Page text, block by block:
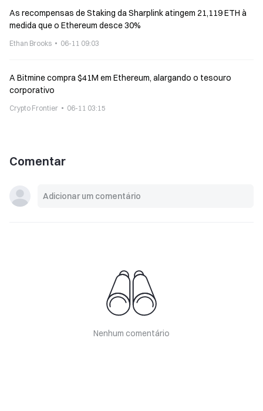
As recompensas de Staking da Sharplink atingem 21,119 ETH à
medida que o Ethereum desce 30%
Ethan Brooks 06-11 09:03
A Bitmine compra $41M em Ethereum, alargando o tesouro
corporativo
Crypto Frontier 06-11 03:15
Comentar
Nenhum comentário